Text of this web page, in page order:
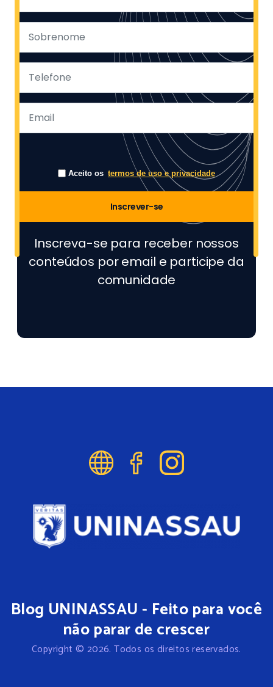
Aceito os termos de uso e privacidade
Inscrever-se
Inscreva-se para receber nossos
conteúdos por email e participe da
comunidade
Blog UNINASSAU - Feito para você
não parar de crescer
Copyright © 2026. Todos os direitos reservados.